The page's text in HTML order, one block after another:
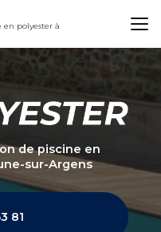
de piscine en
sur-Argens
81